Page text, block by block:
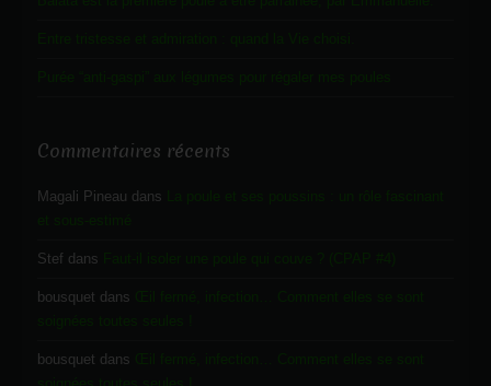
Commentaires récents
Magali Pineau dans
Stef dans
bousquet dans
bousquet dans